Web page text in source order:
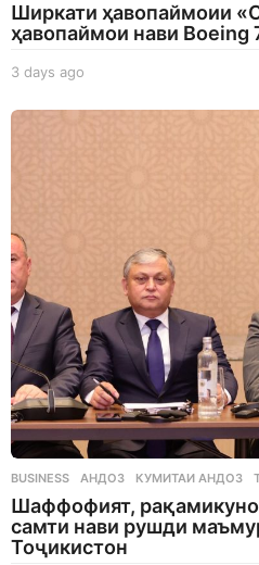
Ширкати ҳавопаймоии
ҳавопаймои нави Boeing
3 days ago
a
BUSINESS АНДОЗ ,КУМИТАИ АНДОЗ ,
Шаффофият,
самти нави рушди
Тоҷикистон